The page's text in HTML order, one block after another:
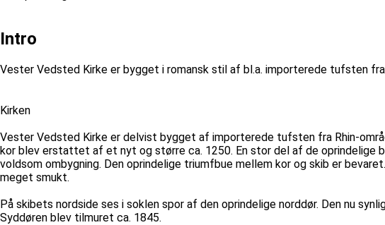
Intro
Vester Vedsted Kirke er bygget i romansk stil af bl.a. importerede tufsten
Kirken
Vester Vedsted Kirke er delvist bygget af importerede tufsten fra Rhin-
kor blev erstattet af et nyt og større ca. 1250. En stor del af de oprindelige
voldsom ombygning. Den oprindelige triumfbue mellem kor og skib er
meget smukt.
På skibets nordside ses i soklen spor af den oprindelige norddør. Den nu
Syddøren blev tilmuret ca. 1845.